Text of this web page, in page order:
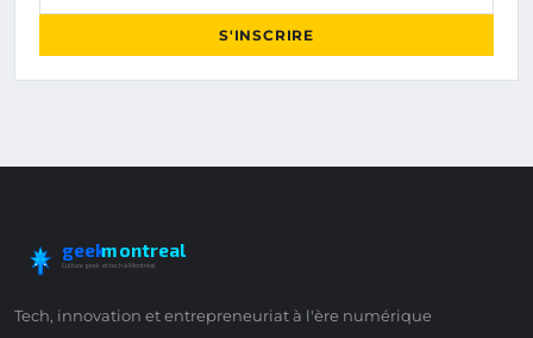
S'INSCRIRE
geekmontreal
Culture geek et tech à Montréal
Tech, innovation et entrepreneuriat à l'ère numérique